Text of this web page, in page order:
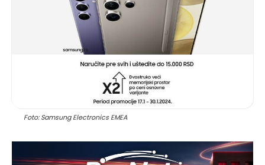
Foto: Samsung Electronics EMEA